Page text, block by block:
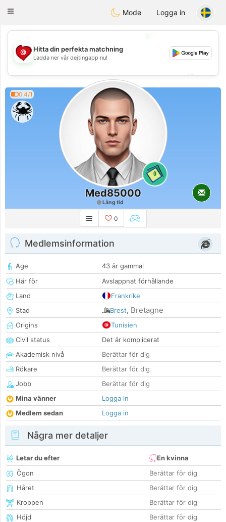
Tunisia Dating
Toggle
Mode Logga in
💖
💕
💕
Hitta din perfekta matchning
Ladda ner vår dejtingapp nu!
0.4/1
0
Med85000
Lång tid
0
Medlemsinformation
Age
43 år gammal
Här för
Avslappnat förhållande
Land
Frankrike
Stad
Brest, Bretagne
Origins
Tunisien
Civil status
Det är komplicerat
Akademisk nivå
Berättar för dig
Rökare
Berättar för dig
Jobb
Berättar för dig
Mina vänner
Logga in
Medlem sedan
Logga in
Några mer detaljer
Letar du efter
En kvinna
Ögon
Berättar för dig
Håret
Berättar för dig
Kroppen
Berättar för dig
Höjd
Berättar för dig